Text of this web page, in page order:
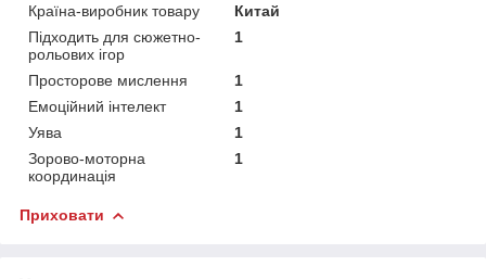
Країна-виробник товару
Китай
Підходить для сюжетно-
рольових ігор
1
Просторове мислення
1
Емоційний інтелект
1
Уява
1
Зорово-моторна
координація
1
Приховати